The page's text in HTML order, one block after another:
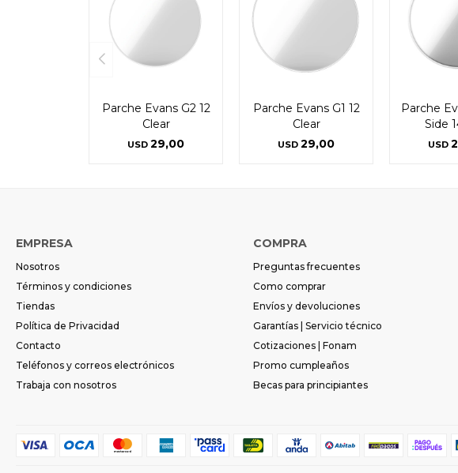
Parche Evans G2 12
Clear
USD 29,00
Parche Evans G1 12
Clear
USD 29,00
Parche
Side
USD
EMPRESA
Nosotros
Términos y condiciones
Tiendas
Política de Privacidad
Contacto
Teléfonos y correos electrónicos
Trabaja con nosotros
COMPRA
Preguntas frecuentes
Como comprar
Envíos y devoluciones
Garantías | Servicio técnico
Cotizaciones | Fonam
Promo cumpleaños
Becas para principiantes